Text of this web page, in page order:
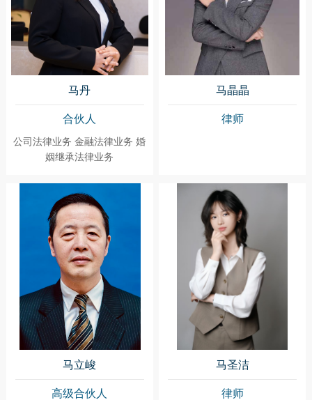
马丹
合伙人
公司法律业务 金融法律业务 婚
姻继承法律业务
马晶晶
律师
马立峻
高级合伙人
马圣洁
律师